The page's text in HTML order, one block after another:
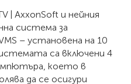
| AxxonSoft и нейния
система за
– установена на 10
са включени 4
което в
да се осигури